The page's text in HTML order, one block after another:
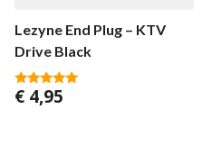
Lezyne End Plug – KTV
Drive Black
5.00
van 5
€ 4,95